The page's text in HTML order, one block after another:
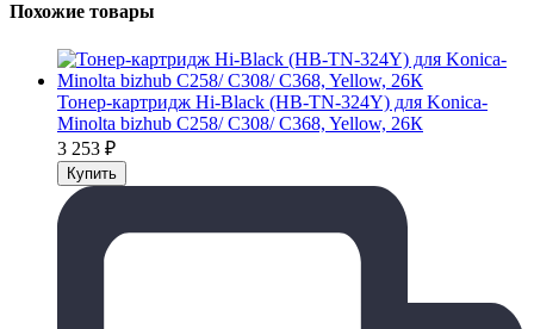
Похожие товары
Тонер-картридж Hi-Black (HB-TN-324Y) для Konica-
Minolta bizhub C258/ C308/ C368, Yellow, 26К
3 253 ₽